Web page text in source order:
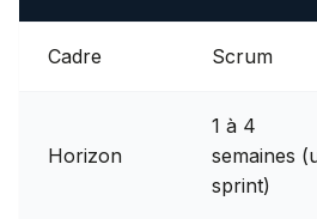
Cadre Scrum
Horizon
1 à 4
semaines
sprint)